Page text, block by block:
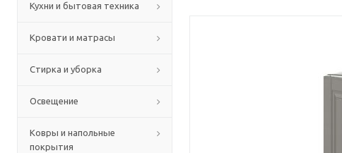
Кухни и бытовая техника
Кровати и матрасы
Стирка и уборка
Освещение
Ковры и напольные
покрытия